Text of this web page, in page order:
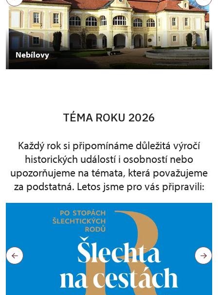
Nebílovy
TÉMA ROKU 2026
Každý rok si připomínáme důležitá výročí
historických událostí i osobností nebo
upozorňujeme na témata, která považujeme
za podstatná. Letos jsme pro vás připravili: